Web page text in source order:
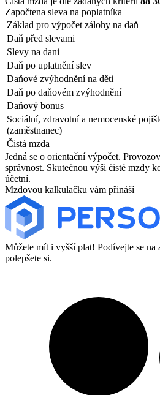
Započtena sleva na poplatníka
Základ pro výpočet zálohy na daň
Daň před slevami
Slevy na dani
Daň po uplatnění slev
Daňové zvýhodnění na děti
Daň po daňovém zvýhodnění
Daňový bonus
Sociální, zdravotní a nemocenské
(zaměstnanec)
Čistá mzda
Jedná se o orientační výpočet.
správnost. Skutečnou výši čisté mzdy
účetní.
Mzdovou kalkulačku vám přináší
Můžete mít i vyšší plat! Podívejte se na
polepšete si.